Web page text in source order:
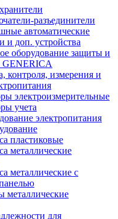
разъединители
автоматические
и доп. устройства
оборудование защиты и
GENERICA
контроля, измерения и
электроизмерительные
учета
электропитания
пластиковые
металлические
металлические с
для